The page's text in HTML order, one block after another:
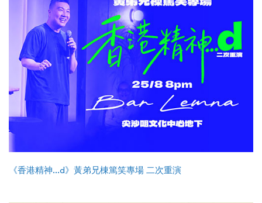
《香港精神...d》黃弟兄棟篤笑專場 二次重演